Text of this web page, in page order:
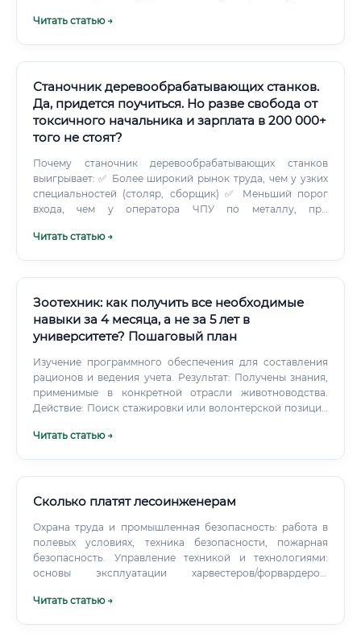
зарубежными рынками) ✅ Программы по ВЭД и
курсами, которые обещают «стать специалистом лесного
бизнеса за три месяца». Это невозможно без практики на
производстве и знания нормативной базы.
Лесопромышленные техникумы есть в большинстве
Сыктывкар, Кострома, Красноярск.
Читать статью →
Станочник деревообрабатывающих станков.
Да, придется поучиться. Но разве свобода от
токсичного начальника и зарплата в 200 000+
того не стоят?
Почему станочник деревообрабатывающих станков
выигрывает: ✅ Более широкий рынок труда, чем у узких
специальностей (столяр, сборщик) ✅ Меньший порог
входа, чем у оператора ЧПУ по металлу, при
чем у плотника или лесоруба ✅ Понятная система
отраслях — от мебели до строительства
Востребованность профессии сейчас и в будущем ⚡
Деревообрабатывающая промышленность — одна из
системообразующих отраслей российской экономики.
Россия занимает одно из первых мест в мире по запасам
лесных ресурсов, и внутренняя переработка древесины
активно наращивается.
Читать статью →
Зоотехник: как получить все необходимые
навыки за 4 месяца, а не за 5 лет в
университете? Пошаговый план
Изучение программного обеспечения для составления
рационов и ведения учета. Результат: Получены знания,
применимые в конкретной отрасли животноводства.
Действие: Поиск стажировки или волонтерской позиции
Читать статью →
Сколько платят лесоинженерам
Охрана труда и промышленная безопасность: работа в
полевых условиях, техника безопасности, пожарная
безопасность. Управление техникой и технологиями:
основы эксплуатации харвестеров/форвардеров,
Читать статью →